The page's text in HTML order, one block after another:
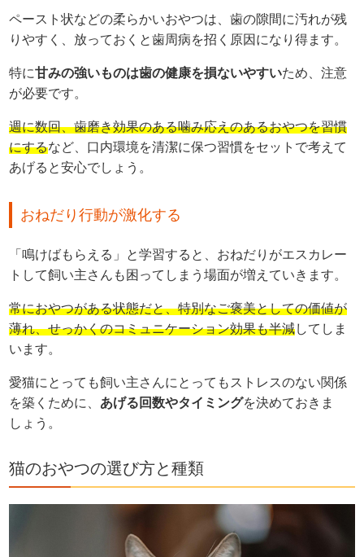
ペースト状などの柔らかいおやつは、歯の隙間に汚れが残
りやすく、放っておくと歯周病を招く原因になり得ます。
特に甘みの強いものは歯の健康を損ないやすいため、注意
が必要です。
週に数回、歯磨き効果のある噛み応えのあるおやつを習慣
にするなど、口内環境を清潔に保つ習慣をセットで考えて
あげると安心でしょう。
おねだり行動が激化する
「鳴けばもらえる」と学習すると、おねだりがエスカレー
トして飼い主さんも困ってしまう場面が増えていきます。
常におやつがある状態だと、特別なご褒美としての価値が
薄れ、せっかくのコミュニケーション効果も半減してしま
います。
愛猫にとっても飼い主さんにとってもストレスのない関係
を築くために、 あげる回数やタイミングを決めておきま
しょう。
猫のおやつの選び方と種類